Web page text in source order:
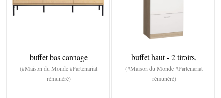
buffet bas cannage
(#Maison du Monde #Partenariat
rémunéré)
buffet haut - 2 tiroirs,
(#Maison du Monde #Partenariat
rémunéré)